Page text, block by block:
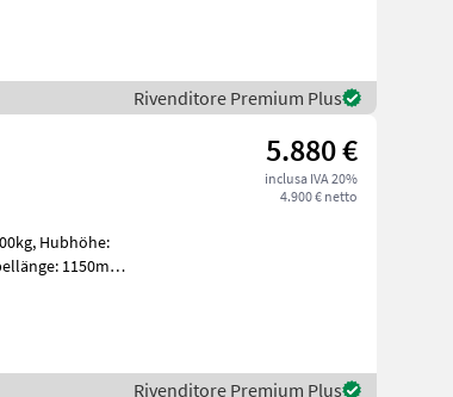
Rivenditore Premium Plus
5.880 €
inclusa IVA 20%
4.900 € netto
Rivenditore Premium Plus